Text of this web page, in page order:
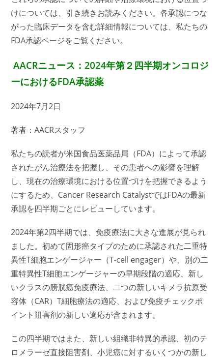
けについては、引き続きお読みください。各承認につな
がった臨床データを含む詳細情報については、私たちの
FDA承認ページをご覧ください。
AACRニュース：2024年第２四半期オンコロジ
ーにおけるFDA承認薬
2024年7月2日
著者：AACRスタッフ
私たちの読者が米国食品医薬品局（FDA）によって承認
されたがん治療法を把握し、その患者への影響を理解
し、現在の治療環境における位置づけを把握できるよう
にするため、Cancer Research CatalystではFDAの最新
承認を四半期ごとにレビューしています。
2024年第2四半期では、免疫療法に大きな進展が見られ
ました。初めて固形癌タイプのために承認された二重特
異性T細胞エンゲージャー（T-cell engager）や、別の二
重特異性T細胞エンゲージャーの早期段階の適応、新し
いクラスの膀胱癌免疫療法、二つの新しいキメラ抗原受
容体（CAR）T細胞療法の適応、および免疫チェックポ
イント阻害剤の新しい適応が含まれます。
この四半期ではまた、新しい組織非特異的承認、初のテ
ロメラーゼ直接阻害剤、小児癌に対するいくつかの新し